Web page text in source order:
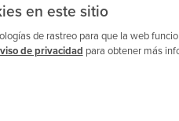
en este sitio
de rastreo para que la web
de privacidad para obtener más